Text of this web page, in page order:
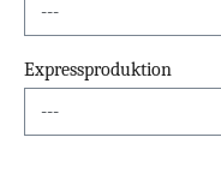
Expressproduktion